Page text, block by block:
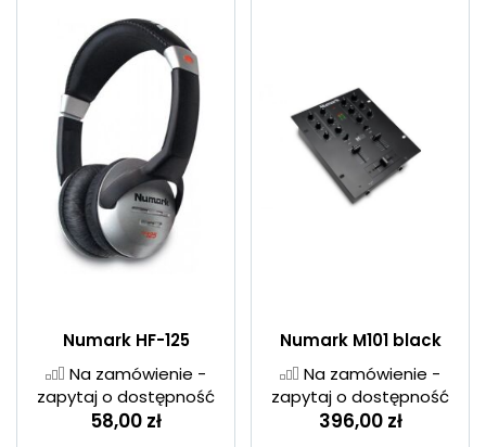
Numark HF-125
Na zamówienie -
zapytaj o dostępność
58,00 zł
Numark M101 black
Na zamówienie -
zapytaj o dostępność
396,00 zł